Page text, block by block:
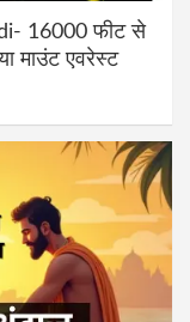
16000 फीट से
माउंट एवरेस्ट